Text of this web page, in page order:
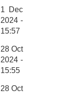
1 Dec
2024 -
15:57
28 Oct
2024 -
15:55
28 Oct